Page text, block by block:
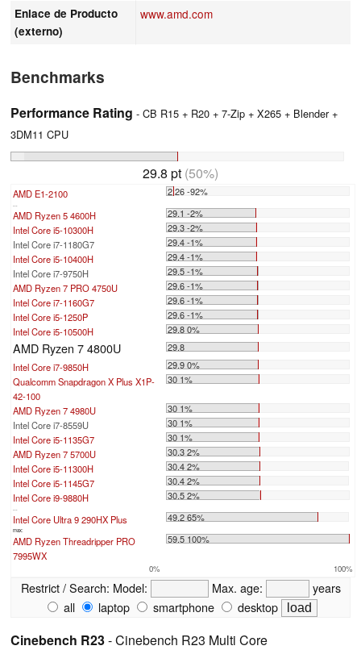
Enlace de Producto
(externo)
www.amd.com
Benchmarks
Performance Rating - CB R15 + R20 + 7-Zip + X265 + Blender +
3DM11 CPU
29.8 pt (50%)
AMD E1-2100 2.26 -92%
AMD Ryzen 5 4600H
29.1 -2%
Intel Core i5-10300H
29.3 -2%
Intel Core i7-1180G7
29.4 -1%
Intel Core i5-10400H
29.4 -1%
Intel Core i7-9750H
29.5 -1%
AMD Ryzen 7 PRO 4750U
29.6 -1%
Intel Core i7-1160G7
29.6 -1%
Intel Core i5-1250P
29.6 -1%
Intel Core i5-10500H
29.8 0%
AMD Ryzen 7 4800U
29.8
Intel Core i7-9850H
29.9 0%
Qualcomm Snapdragon X Plus X1P-
42-100
30 1%
AMD Ryzen 7 4980U
30 1%
Intel Core i7-8559U
30 1%
Intel Core i5-1135G7
30 1%
AMD Ryzen 7 5700U
30.3 2%
Intel Core i5-11300H
30.4 2%
Intel Core i5-1145G7
30.4 2%
Intel Core i9-9880H
30.5 2%
Intel Core Ultra 9 290HX Plus 49.2 65%
max:
AMD Ryzen Threadripper PRO
7995WX
59.5 100%
0% 100%
Restrict / Search: Model: Max. age:
years
all
laptop smartphone desktop
Cinebench R23- Cinebench R23 Multi Core